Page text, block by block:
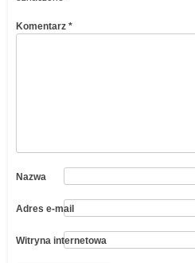
Komentarz *
Nazwa
Adres e-mail
Witryna internetowa